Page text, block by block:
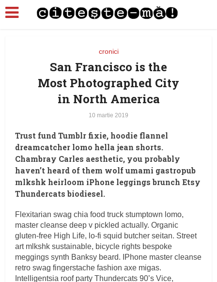
cronici
San Francisco is the
Most Photographed City
in North America
10 martie 2019
Trust fund Tumblr fixie, hoodie flannel
dreamcatcher lomo hella jean shorts.
Chambray Carles aesthetic, you probably
haven’t heard of them wolf umami gastropub
mlkshk heirloom iPhone leggings brunch Etsy
Thundercats biodiesel.
Flexitarian swag chia food truck stumptown lomo,
master cleanse deep v pickled actually. Organic
gluten-free High Life, lo-fi squid butcher seitan. Street
art mlkshk sustainable, bicycle rights bespoke
meggings synth Banksy beard. IPhone master cleanse
retro swag fingerstache fashion axe migas.
Intelligentsia roof party Thundercats 90’s Vice,